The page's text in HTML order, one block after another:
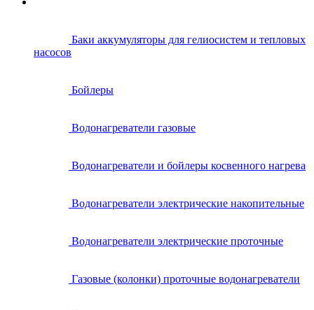
Баки аккумуляторы для гелиосистем и тепловых
насосов
Бойлеры
Водонагреватели газовые
Водонагреватели и бойлеры косвенного нагрева
Водонагреватели электрические накопительные
Водонагреватели электрические проточные
Газовые (колонки) проточные водонагреватели